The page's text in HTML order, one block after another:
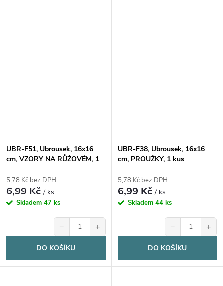
UBR-F51, Ubrousek, 16x16
cm, VZORY NA RŮŽOVÉM, 1
5,78 Kč bez DPH
6,99 Kč/ ks
Skladem 47 ks
− +
DO KOŠÍKU
UBR-F38, Ubrousek, 16x16
cm, PROUŽKY, 1 kus
5,78 Kč bez DPH
6,99 Kč/ ks
Skladem 44 ks
− +
DO KOŠÍKU